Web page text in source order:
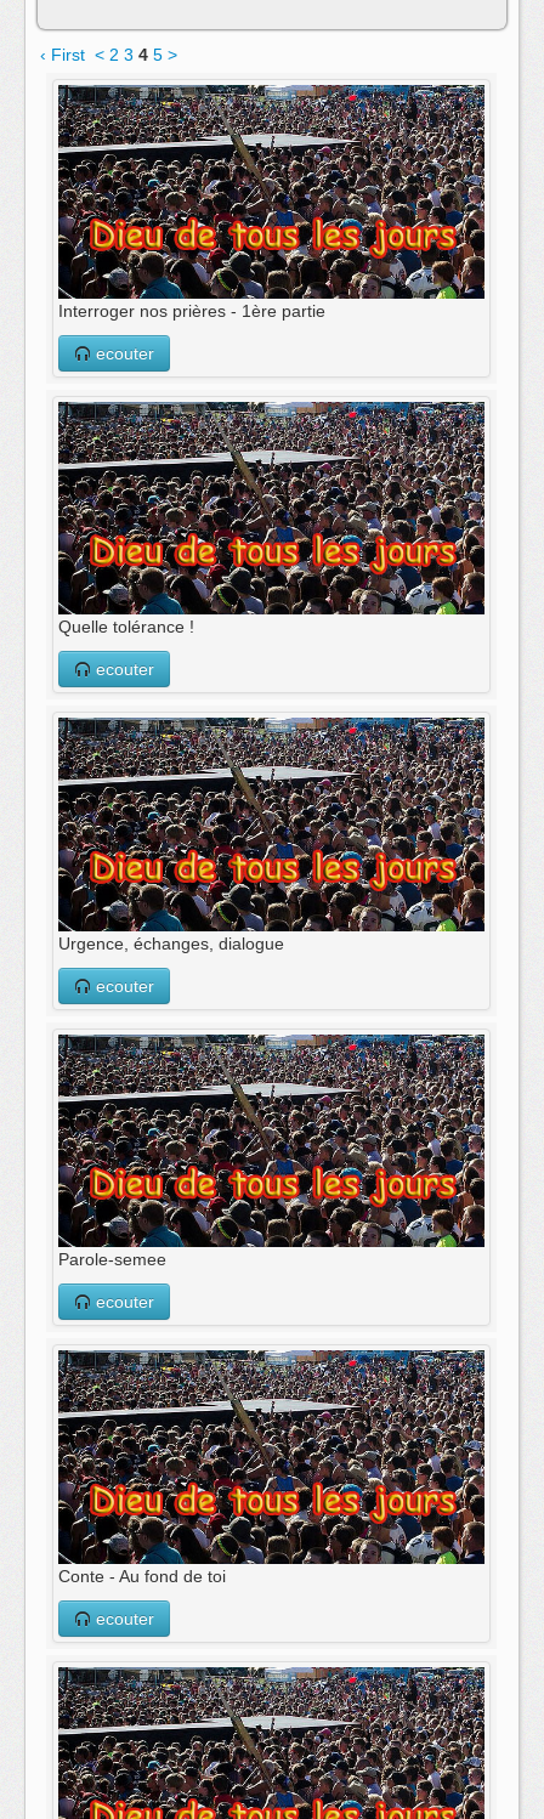
‹ First < 2 3 4 5 >
Interroger nos prières - 1ère partie
ecouter
Quelle tolérance !
ecouter
Urgence, échanges, dialogue
ecouter
Parole-semee
ecouter
Conte - Au fond de toi
ecouter